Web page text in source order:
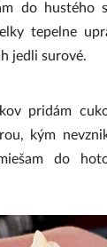
do hustého
tepelne
jedli surové.
pridám
kým
do